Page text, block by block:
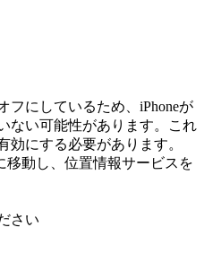
フにしているため、iPhoneが
ない可能性があります。これ
効にする必要があります。
移動し、位置情報サービスを
さい